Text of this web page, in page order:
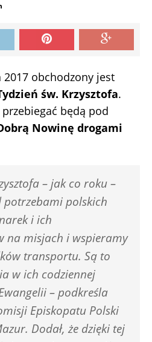
2017 obchodzony jest
św. Krzysztofa.
będą pod
Nowinę drogami
– jak co roku –
polskich
i ich
na misjach i wspieramy
transportu. Są to
w ich codziennej
– podkreśla
Episkopatu Polski
Dodał, że dzięki tej